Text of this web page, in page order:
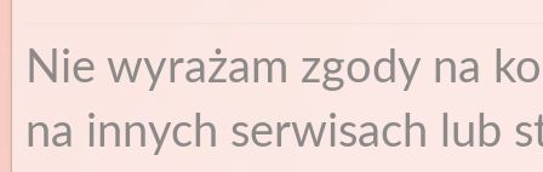
Nie wyrażam zgody na
na innych serwisach lub